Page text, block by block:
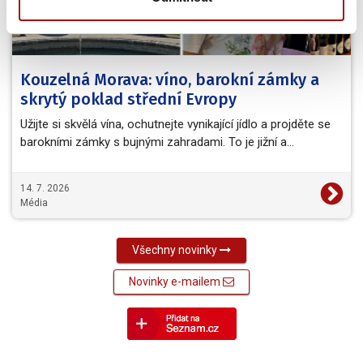
Kouzelná Morava: víno, barokní zámky a
skrytý poklad střední Evropy
Užijte si skvělá vína, ochutnejte vynikající jídlo a projděte se
barokními zámky s bujnými zahradami. To je jižní a…
14. 7. 2026
Média
Všechny novinky
Novinky e-mailem